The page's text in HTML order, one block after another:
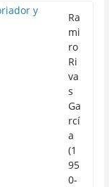
Ra
mi
ro
Ri
va
s
Ga
rcí
a
(1
95
0-